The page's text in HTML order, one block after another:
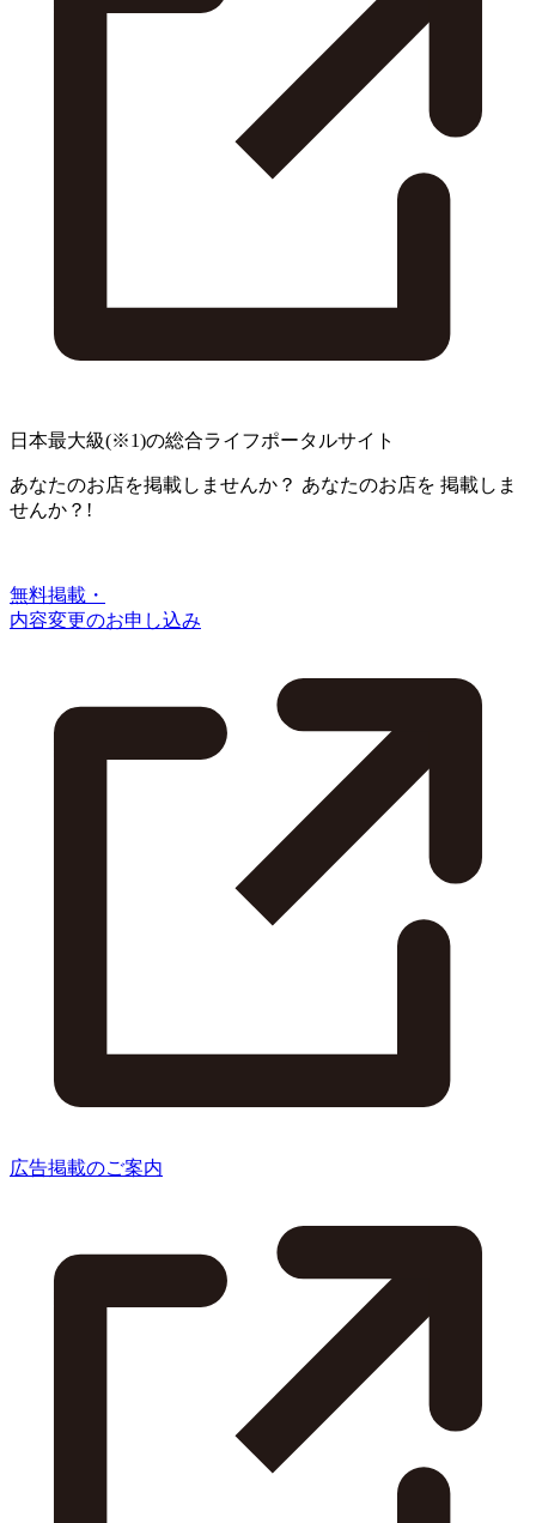
日本最大級(※1)の総合ライフポータルサイト
あなたのお店を掲載しませんか？ あなたのお店を 掲載しま
せんか？!
無料掲載・
内容変更のお申し込み
広告掲載のご案内